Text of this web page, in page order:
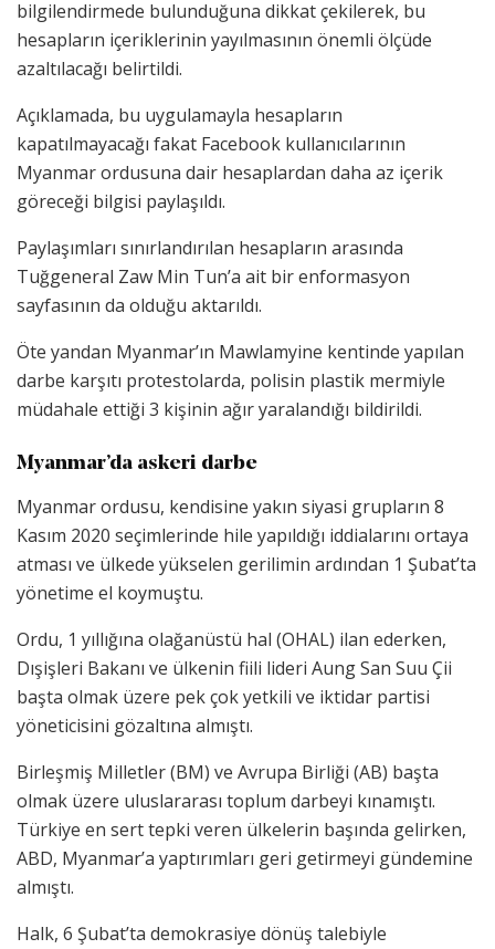
bilgilendirmede bulunduğuna dikkat çekilerek, bu
hesapların içeriklerinin yayılmasının önemli ölçüde
azaltılacağı belirtildi.
Açıklamada, bu uygulamayla hesapların
kapatılmayacağı fakat Facebook kullanıcılarının
Myanmar ordusuna dair hesaplardan daha az içerik
göreceği bilgisi paylaşıldı.
Paylaşımları sınırlandırılan hesapların arasında
Tuğgeneral Zaw Min Tun’a ait bir enformasyon
sayfasının da olduğu aktarıldı.
Öte yandan Myanmar’ın Mawlamyine kentinde yapılan
darbe karşıtı protestolarda, polisin plastik mermiyle
müdahale ettiği 3 kişinin ağır yaralandığı bildirildi.
Myanmar’da askeri darbe
Myanmar ordusu, kendisine yakın siyasi grupların 8
Kasım 2020 seçimlerinde hile yapıldığı iddialarını ortaya
atması ve ülkede yükselen gerilimin ardından 1 Şubat’ta
yönetime el koymuştu.
Ordu, 1 yıllığına olağanüstü hal (OHAL) ilan ederken,
Dışişleri Bakanı ve ülkenin fiili lideri Aung San Suu Çii
başta olmak üzere pek çok yetkili ve iktidar partisi
yöneticisini gözaltına almıştı.
Birleşmiş Milletler (BM) ve Avrupa Birliği (AB) başta
olmak üzere uluslararası toplum darbeyi kınamıştı.
Türkiye en sert tepki veren ülkelerin başında gelirken,
ABD, Myanmar’a yaptırımları geri getirmeyi gündemine
almıştı.
Halk, 6 Şubat’ta demokrasiye dönüş talebiyle